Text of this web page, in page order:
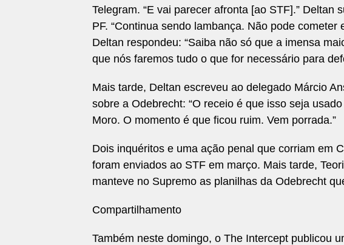
Telegram. “E vai parecer afronta [ao STF].” Deltan
PF. “Continua sendo lambança. Não pode
Deltan respondeu: “Saiba não só que a imensa
que nós faremos tudo o que for necessário para
Mais tarde, Deltan escreveu ao delegado Márcio
sobre a Odebrecht: “O receio é que isso seja
Moro. O momento é que ficou ruim. Vem porrada.”
Dois inquéritos e uma ação penal que corriam em
foram enviados ao STF em março. Mais tarde,
manteve no Supremo as planilhas da Odebrecht
Compartilhamento
Também neste domingo, o The Intercept publicou